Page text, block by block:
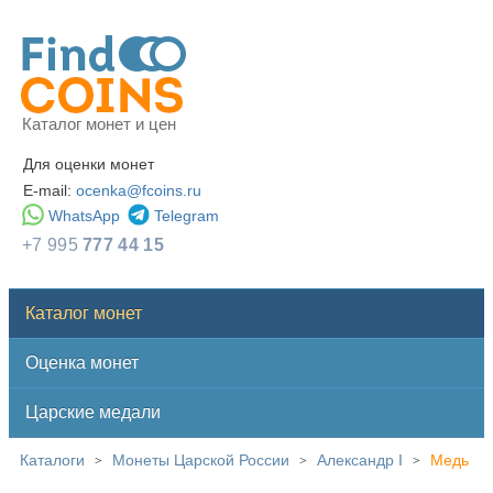
Каталог монет и цен
Для оценки монет
E-mail: ocenka@fcoins.ru
WhatsApp
Telegram
+7 995777 44 15
Каталог монет
Оценка монет
Царские медали
Каталоги > Монеты Царской России > Александр I > Медь